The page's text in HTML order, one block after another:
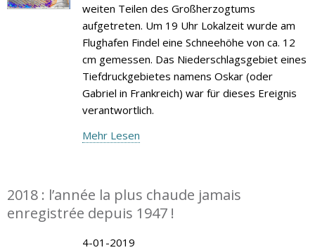
weiten Teilen des Großherzogtums
aufgetreten. Um 19 Uhr Lokalzeit wurde am
Flughafen Findel eine Schneehöhe von ca. 12
cm gemessen. Das Niederschlagsgebiet eines
Tiefdruckgebietes namens Oskar (oder
Gabriel in Frankreich) war für dieses Ereignis
verantwortlich.
Mehr Lesen
2018 : l’année la plus chaude jamais
enregistrée depuis 1947 !
4-01-2019